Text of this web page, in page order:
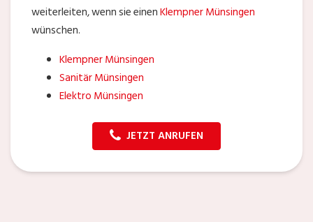
weiterleiten, wenn sie einenKlempner Münsingen
wünschen.
Klempner Münsingen
Sanitär Münsingen
Elektro Münsingen
JETZT ANRUFEN